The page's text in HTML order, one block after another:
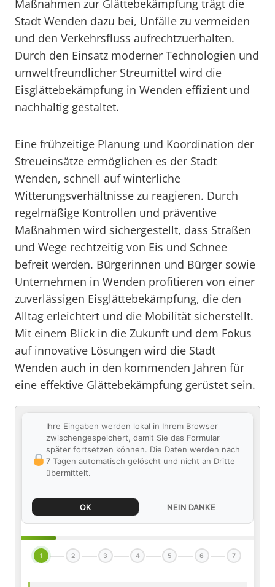
Maßnahmen zur Glättebekämpfung trägt die
Stadt Wenden dazu bei, Unfälle zu vermeiden
und den Verkehrsfluss aufrechtzuerhalten.
Durch den Einsatz moderner Technologien und
umweltfreundlicher Streumittel wird die
Eisglättebekämpfung in Wenden effizient und
nachhaltig gestaltet.
Eine frühzeitige Planung und Koordination der
Streueinsätze ermöglichen es der Stadt
Wenden, schnell auf winterliche
Witterungsverhältnisse zu reagieren. Durch
regelmäßige Kontrollen und präventive
Maßnahmen wird sichergestellt, dass Straßen
und Wege rechtzeitig von Eis und Schnee
befreit werden. Bürgerinnen und Bürger sowie
Unternehmen in Wenden profitieren von einer
zuverlässigen Eisglättebekämpfung, die den
Alltag erleichtert und die Mobilität sicherstellt.
Mit einem Blick in die Zukunft und dem Fokus
auf innovative Lösungen wird die Stadt
Wenden auch in den kommenden Jahren für
eine effektive Glättebekämpfung gerüstet sein.
Ihre Eingaben werden lokal in Ihrem Browser
zwischengespeichert, damit Sie das Formular
später fortsetzen können. Die Daten werden nach
7 Tagen automatisch gelöscht und nicht an Dritte
übermittelt.
OK NEIN DANKE
1 2 3 4 5 6 7